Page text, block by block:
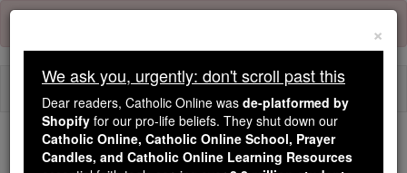
Skip
content
We ask you, urgently: don't scroll past this
×
We ask you, urgently: don't scroll past this
Dear readers, Catholic Online was de-platformed by
Shopify for our pro-life beliefs. They shut down our
Catholic Online, Catholic Online School, Prayer
Candles, and Catholic Online Learning Resources